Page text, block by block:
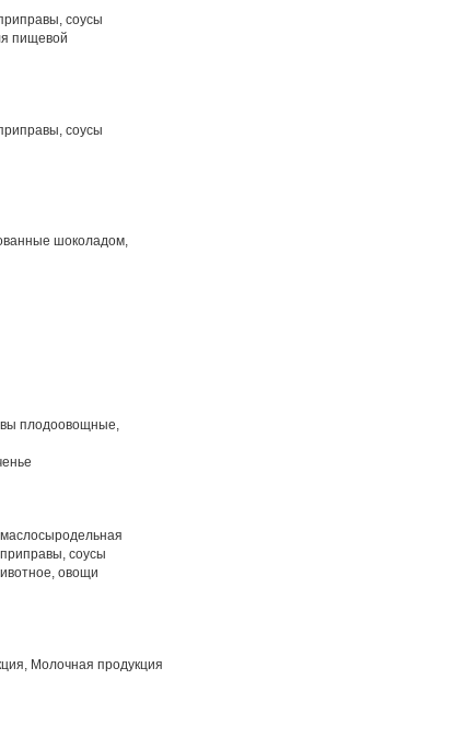
соусы
пищевой
соусы
шоколадом,
плодоовощные,
соусы
овощи
Молочная продукция